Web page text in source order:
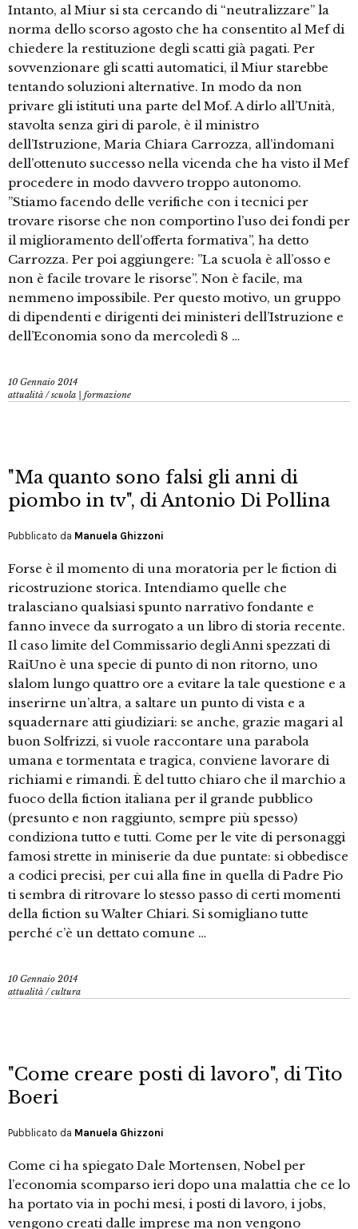
Intanto, al Miur si sta cercando di “neutralizzare” la
norma dello scorso agosto che ha consentito al Mef di
chiedere la restituzione degli scatti già pagati. Per
sovvenzionare gli scatti automatici, il Miur starebbe
tentando soluzioni alternative. In modo da non
privare gli istituti una parte del Mof. A dirlo all’Unità,
stavolta senza giri di parole, è il ministro
dell’Istruzione, Maria Chiara Carrozza, all’indomani
dell’ottenuto successo nella vicenda che ha visto il Mef
procedere in modo davvero troppo autonomo.
”Stiamo facendo delle verifiche con i tecnici per
trovare risorse che non comportino l’uso dei fondi per
il miglioramento dell’offerta formativa”, ha detto
Carrozza. Per poi aggiungere: ”La scuola è all’osso e
non è facile trovare le risorse”. Non è facile, ma
nemmeno impossibile. Per questo motivo, un gruppo
di dipendenti e dirigenti dei ministeri dell’Istruzione e
dell’Economia sono da mercoledì 8 …
10 Gennaio 2014
attualità /scuola | formazione
"Ma quanto sono falsi gli anni di
piombo in tv", di Antonio Di Pollina
Pubblicato da Manuela Ghizzoni
Forse è il momento di una moratoria per le fiction di
ricostruzione storica. Intendiamo quelle che
tralasciano qualsiasi spunto narrativo fondante e
fanno invece da surrogato a un libro di storia recente.
Il caso limite del Commissario degli Anni spezzati di
RaiUno è una specie di punto di non ritorno, uno
slalom lungo quattro ore a evitare la tale questione e a
inserirne un’altra, a saltare un punto di vista e a
squadernare atti giudiziari: se anche, grazie magari al
buon Solfrizzi, si vuole raccontare una parabola
umana e tormentata e tragica, conviene lavorare di
richiami e rimandi. È del tutto chiaro che il marchio a
fuoco della fiction italiana per il grande pubblico
(presunto e non raggiunto, sempre più spesso)
condiziona tutto e tutti. Come per le vite di personaggi
famosi strette in miniserie da due puntate: si obbedisce
a codici precisi, per cui alla fine in quella di Padre Pio
ti sembra di ritrovare lo stesso passo di certi momenti
della fiction su Walter Chiari. Si somigliano tutte
perché c’è un dettato comune …
10 Gennaio 2014
attualità /cultura
"Come creare posti di lavoro", di Tito
Boeri
Pubblicato da Manuela Ghizzoni
Come ci ha spiegato Dale Mortensen, Nobel per
l’economia scomparso ieri dopo una malattia che ce lo
ha portato via in pochi mesi, i posti di lavoro, i jobs,
vengono creati dalle imprese ma non vengono